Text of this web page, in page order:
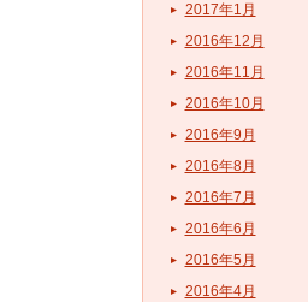
2017年1月
2016年12月
2016年11月
2016年10月
2016年9月
2016年8月
2016年7月
2016年6月
2016年5月
2016年4月